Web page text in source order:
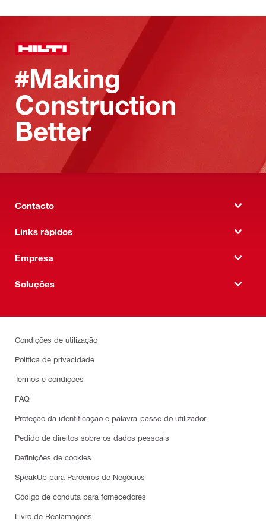
#Making
Construction
Better
Contacto
Links rápidos
Empresa
Soluções
Condições de utilização
Política de privacidade
Termos e condições
FAQ
Proteção da identificação e palavra-passe do utilizador
Pedido de direitos sobre os dados pessoais
Definições de cookies
SpeakUp para Parceiros de Negócios
Código de conduta para fornecedores
Livro de Reclamações